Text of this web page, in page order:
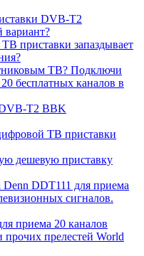
DVB-T2
приставки запаздывает
ТВ? Подключи
бесплатных каналов в
T2 BBK
ТВ приставки
дешевую приставку
DDT111 для приема
сигналов.
приема 20 каналов
прелестей World